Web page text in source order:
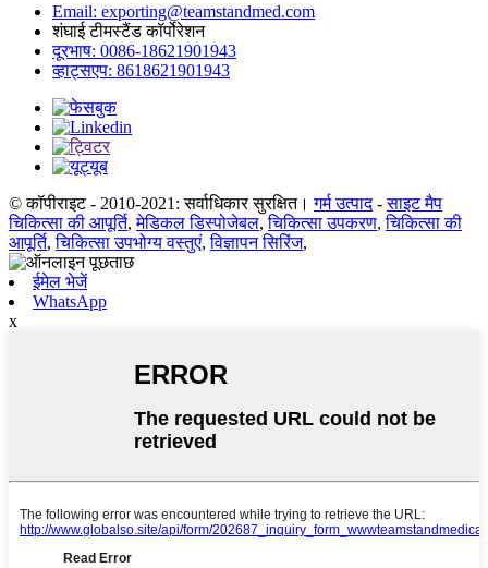
Email: exporting@teamstandmed.com
शंघाई टीमस्टैंड कॉर्पोरेशन
दूरभाष: 0086-18621901943
व्हाट्सएप: 8618621901943
© कॉपीराइट - 2010-2021: सर्वाधिकार सुरक्षित। गर्म उत्पाद-साइट मैप
चिकित्सा की आपूर्ति,मेडिकल डिस्पोजेबल,चिकित्सा उपकरण,चिकित्सा की
आपूर्ति,चिकित्सा उपभोग्य वस्तुएं,विज्ञापन सिरिंज,
ईमेल भेजें
WhatsApp
x